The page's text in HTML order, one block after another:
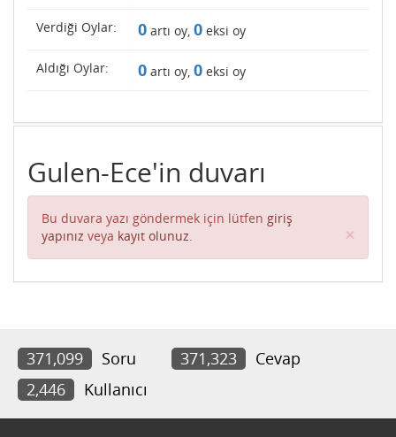
Verdiği Oylar: 0 artı oy, 0 eksi oy
Aldığı Oylar: 0 artı oy, 0 eksi oy
Gulen-Ece'in duvarı
Bu duvara yazı göndermek için lütfen giriş
yapınız veya kayıt olunuz. ×
371,099 Soru 371,323
Cevap
2,446
Kullanıcı